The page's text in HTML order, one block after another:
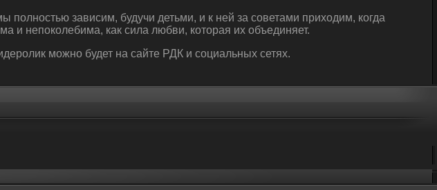
зависим, будучи детьми, и к ней за советами приходим, когда
непоколебима, как сила любви, которая их объединяет.
можно будет на сайте РДК и социальных сетях.